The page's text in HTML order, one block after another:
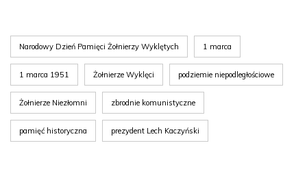
Narodowy Dzień Pamięci Żołnierzy Wyklętych 1 marca
1 marca 1951 Żołnierze Wyklęci podziemie niepodległościowe
Żołnierze Niezłomni zbrodnie komunistyczne
pamięć historyczna prezydent Lech Kaczyński